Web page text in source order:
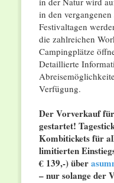
in den
Festivaltagen
die zahlreichen
Campingplätze
Detaillierte
Verfügung.
Der Vorverkauf
gestartet!
Kombitickets für
limitierten
€ 139,-) über
– nur solange der